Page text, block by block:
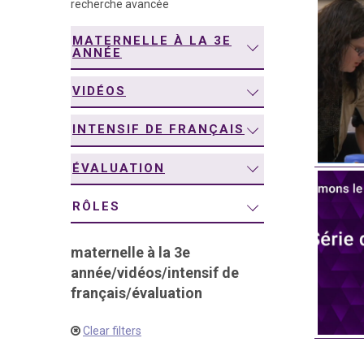
recherche avancée
MATERNELLE À LA 3E
ANNÉE
VIDÉOS
INTENSIF DE FRANÇAIS
ÉVALUATION
RÔLES
maternelle à la 3e
année/vidéos/intensif de
français/évaluation
Clear filters